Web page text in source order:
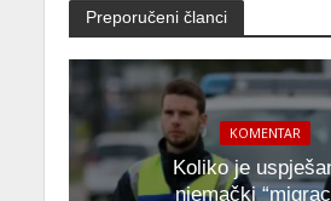
Preporučeni članci
KOMENTAR
Koliko je
njemački